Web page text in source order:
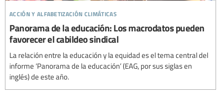
acción y alfabetización climáticas
Panorama de la educación: Los macrodatos pueden
favorecer el cabildeo sindical
La relación entre la educación y la equidad es el tema central del
informe ‘Panorama de la educación’ (EAG, por sus siglas en
inglés) de este año.